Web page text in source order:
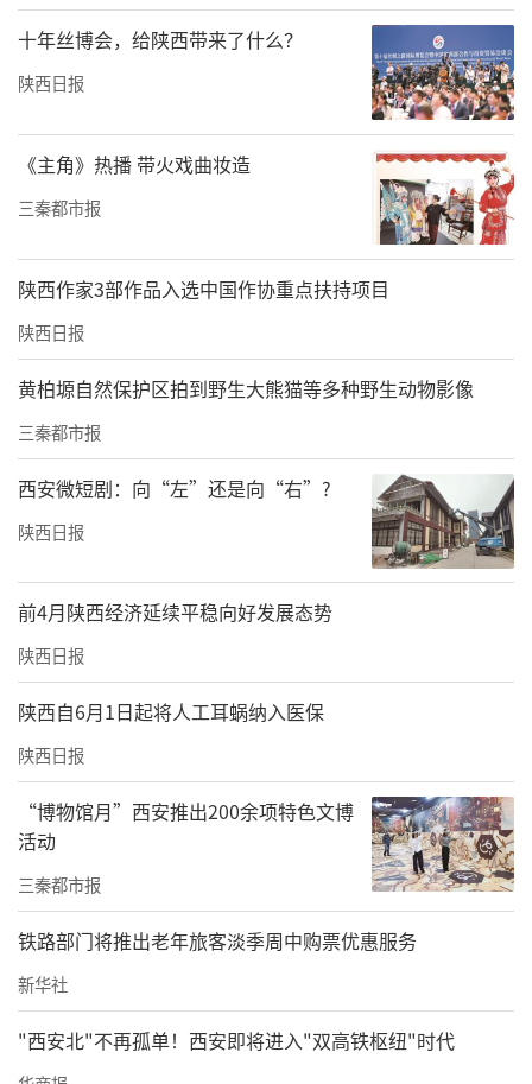
中国商业联合会互联网应用工作委员会副主任兼秘书长王鹏致辞
王鹏代表行业组织致辞。他指出，当前商贸企
业不再局限于需要基础操作型技能人才，更紧
缺兼具商业运营思维、数据分析能力、数字工
具应用能力的复合型、创新型、实战型人才。
王鹏表示，中国商业联合会将从深耕信息共
享、聚力标准共建、搭建优质平台三方面精准
发力，全力支持两大平台的建设发展。
咸阳高新技术产业开发区管理委员会副主任张亚丽致辞
张亚丽在致辞中介绍，咸阳高新区已形成电子
十年丝博会，给陕西带来了什么？
陕西日报
《主角》热播 带火戏曲妆造
三秦都市报
陕西作家3部作品入选中国作协重点扶持项目
陕西日报
黄柏塬自然保护区拍到野生大熊猫等多种野生动物影像
三秦都市报
西安微短剧：向“左”还是向“右”?
陕西日报
前4月陕西经济延续平稳向好发展态势
陕西日报
陕西自6月1日起将人工耳蜗纳入医保
陕西日报
“博物馆月”西安推出200余项特色文博
活动
三秦都市报
铁路部门将推出老年旅客淡季周中购票优惠服务
新华社
"西安北"不再孤单！西安即将进入"双高铁枢纽"时代